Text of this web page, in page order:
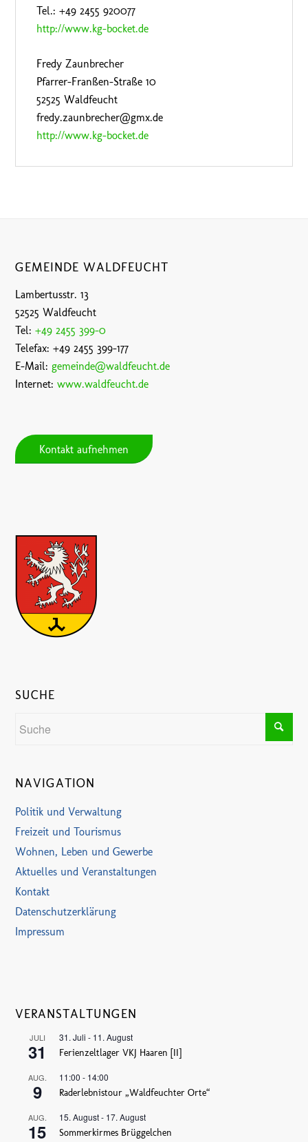
Tel.: +49 2455 920077
http://www.kg-bocket.de
Fredy Zaunbrecher
Pfarrer-Franßen-Straße 10
52525 Waldfeucht
fredy.zaunbrecher@gmx.de
http://www.kg-bocket.de
GEMEINDE WALDFEUCHT
Lambertusstr. 13
52525 Waldfeucht
Tel:+49 2455 399-0
Telefax: +49 2455 399-177
E-Mail: gemeinde@waldfeucht.de
Internet:www.waldfeucht.de
Kontakt aufnehmen
SUCHE
NAVIGATION
Politik und Verwaltung
Freizeit und Tourismus
Wohnen, Leben und Gewerbe
Aktuelles und Veranstaltungen
Kontakt
Datenschutzerklärung
Impressum
VERANSTALTUNGEN
JULI
31
31. Juli - 11. August
Ferienzeltlager VKJ Haaren [II]
AUG.
9
11:00 - 14:00
Raderlebnistour „Waldfeuchter Orte“
AUG.
15
15. August- 17. August
Sommerkirmes Brüggelchen